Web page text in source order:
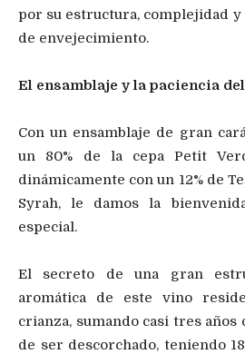
por su estructura, complejidad
de envejecimiento.
El ensamblaje y la paciencia
Con un ensamblaje de gran
un 80% de la cepa Petit
dinámicamente con un 12% de
Syrah, le damos la
especial.
El secreto de una gran
aromática de este vino
crianza, sumando casi tres
de ser descorchado, teniendo